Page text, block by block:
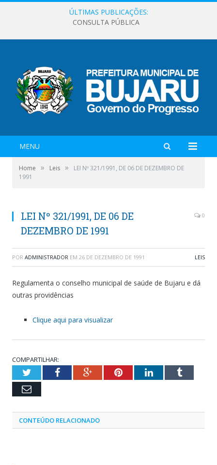
ÚLTIMAS PUBLICAÇÕES:
CONSULTA PÚBLICA
MENU
Home » Leis »
LEI Nº 321/1991, DE 06 DE DEZEMBRO DE
1991
LEI Nº 321/1991, DE 06 DE
DEZEMBRO DE 1991
0
POR ADMINISTRADOR EM 26 DE DEZEMBRO DE 1991 LEIS
Regulamenta o conselho municipal de saúde de Bujaru e dá
outras providências
Clique aqui para visualizar
COMPARTILHAR:
TwitterFacebookGoogle+PinterestLinkedInTumblr
Email
CONTEÚDO RELACIONADO